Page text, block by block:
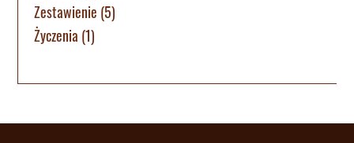
Zestawienie (5)
Życzenia (1)